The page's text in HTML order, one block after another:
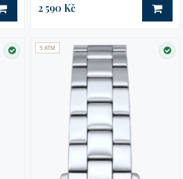
DO KOŠÍKU
2 590 Kč DO
SKLADEM
5 ATM